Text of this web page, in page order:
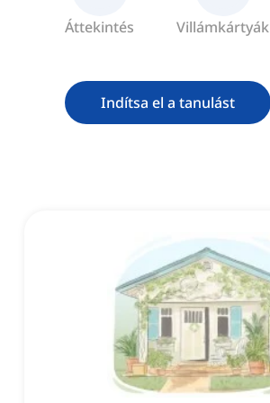
Áttekintés Villámkártyák
Indítsa el a tanulást